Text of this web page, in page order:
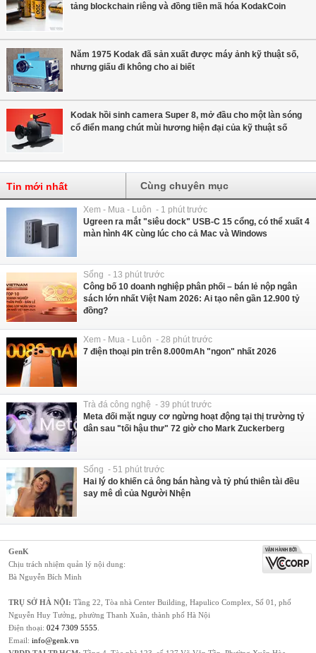
tảng blockchain riêng và đồng tiền mã hóa KodakCoin
Năm 1975 Kodak đã sản xuất được máy ảnh kỹ thuật số,
nhưng giấu đi không cho ai biết
Kodak hồi sinh camera Super 8, mở đầu cho một làn sóng
cổ điển mang chút mùi hương hiện đại của kỹ thuật số
Tin mới nhất Cùng chuyên mục
Xem - Mua - Luôn - 1 phút trước
Ugreen ra mắt "siêu dock" USB-C 15 cổng, có thể xuất 4
màn hình 4K cùng lúc cho cả Mac và Windows
Sống - 13 phút trước
Công bố 10 doanh nghiệp phân phối – bán lẻ nộp ngân
sách lớn nhất Việt Nam 2026: Ai tạo nên gần 12.900 tỷ
đồng?
Xem - Mua - Luôn - 28 phút trước
7 điện thoại pin trên 8.000mAh "ngon" nhất 2026
Trà đá công nghệ - 39 phút trước
Meta đối mặt nguy cơ ngừng hoạt động tại thị trường tỷ
dân sau "tối hậu thư" 72 giờ cho Mark Zuckerberg
Sống - 51 phút trước
Hai lý do khiến cả ông bán hàng và tỷ phú thiên tài đều
say mê dì của Người Nhện
GenK
Chịu trách nhiệm quản lý nội dung:
Bà Nguyễn Bích Minh
TRỤ SỞ HÀ NỘI: Tầng 22, Tòa nhà Center Building, Hapulico Complex, Số 01, phố
Nguyễn Huy Tưởng, phường Thanh Xuân, thành phố Hà Nội
Điện thoại: 024 7309 5555
Email: info@genk.vn